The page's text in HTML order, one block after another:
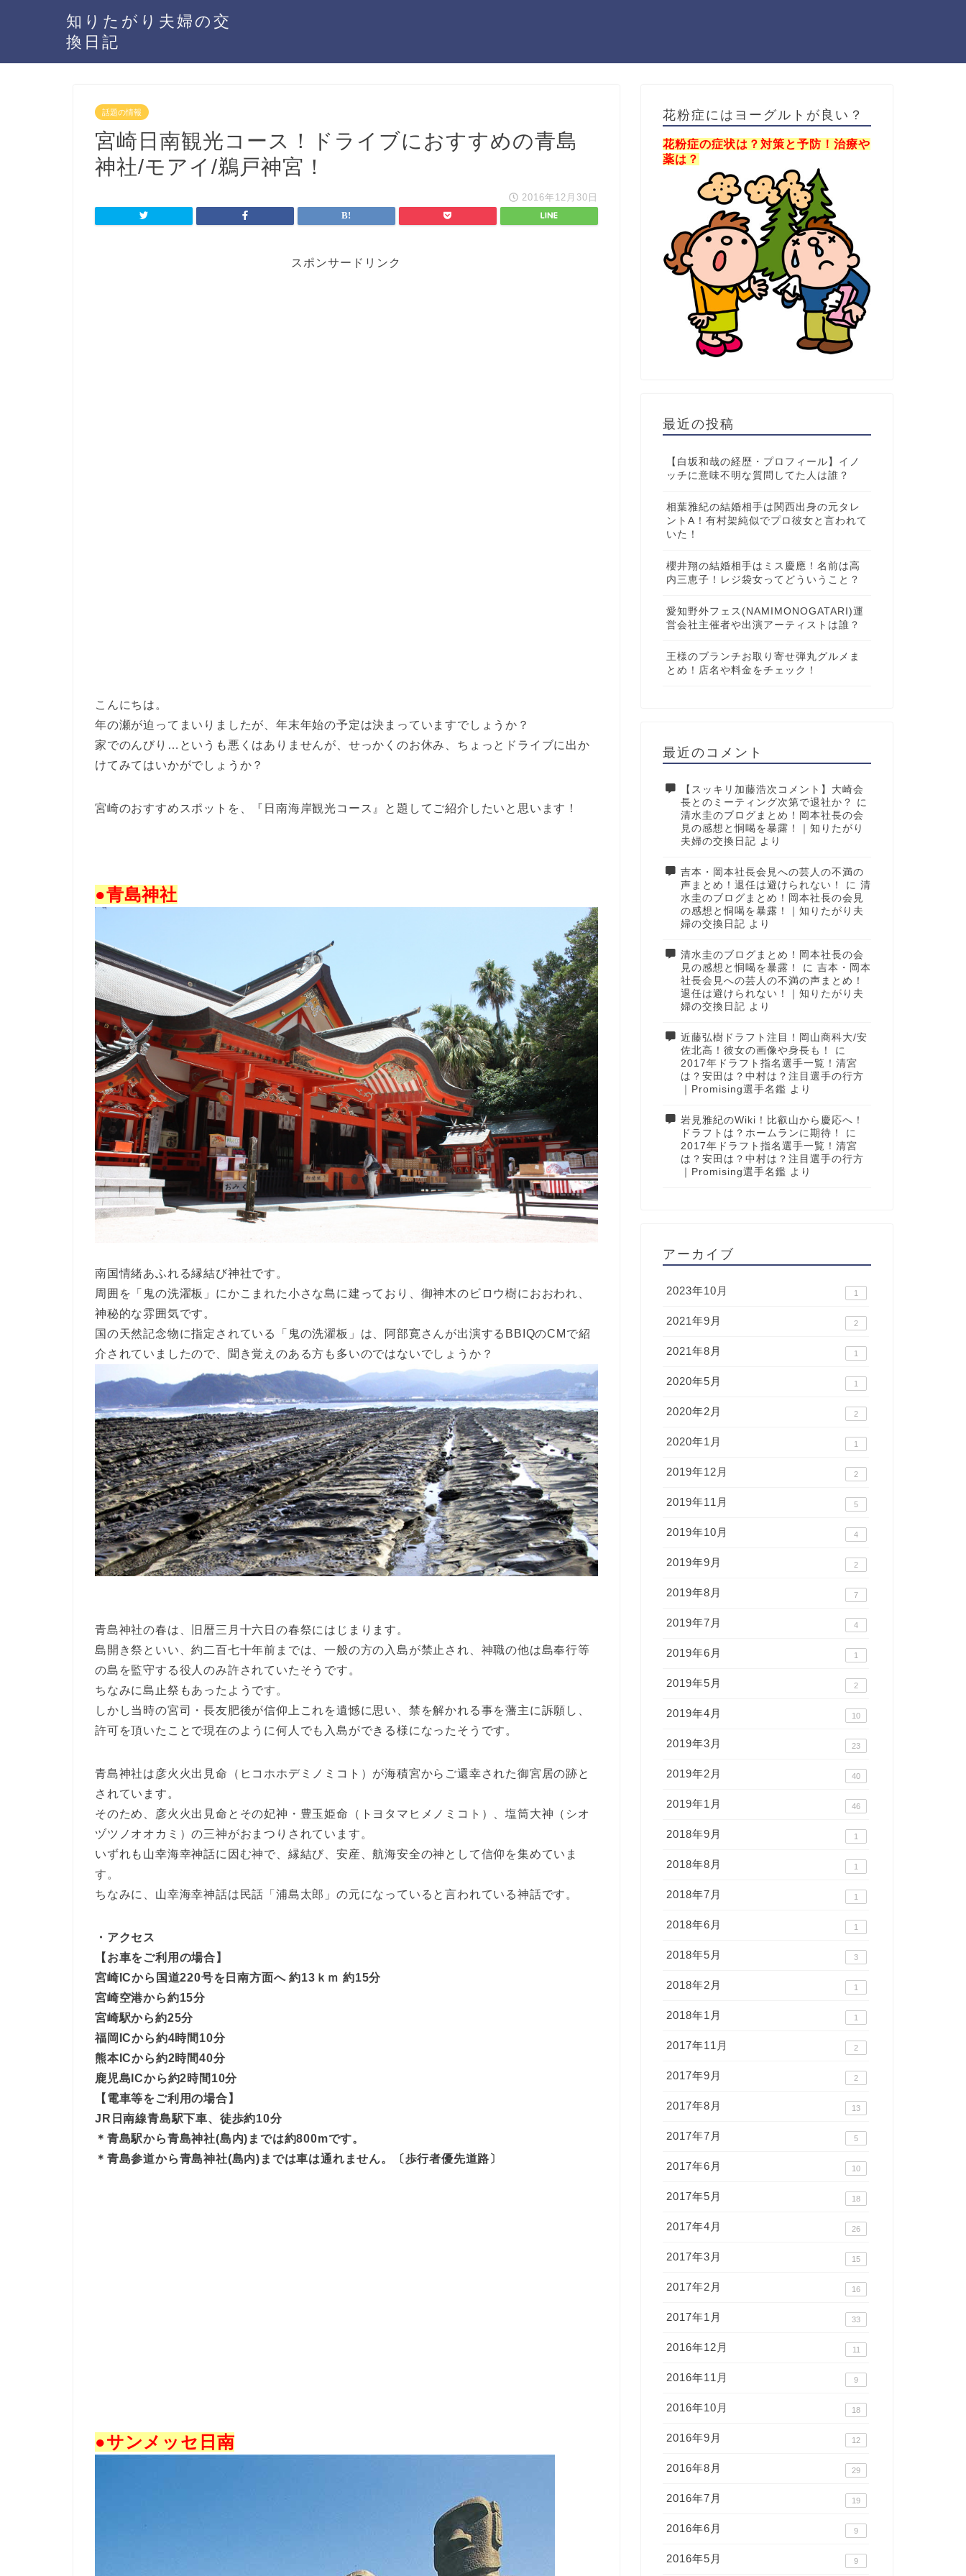
知りたがり夫婦の交
換日記
話題の情報
宮崎日南観光コース！ドライブにおすすめの青島
神社/モアイ/鵜戸神宮！
2016年12月30日
スポンサードリンク
こんにちは。
年の瀬が迫ってまいりましたが、年末年始の予定は決まっていますでしょうか？
家でのんびり…というも悪くはありませんが、せっかくのお休み、ちょっとドライブに出か
けてみてはいかがでしょうか？
宮崎のおすすめスポットを、『日南海岸観光コース』と題してご紹介したいと思います！
●青島神社
南国情緒あふれる縁結び神社です。
周囲を「鬼の洗濯板」にかこまれた小さな島に建っており、御神木のビロウ樹におおわれ、
神秘的な雰囲気です。
国の天然記念物に指定されている「鬼の洗濯板」は、阿部寛さんが出演するBBIQのCMで紹
介されていましたので、聞き覚えのある方も多いのではないでしょうか？
青島神社の春は、旧暦三月十六日の春祭にはじまります。
島開き祭といい、約二百七十年前までは、一般の方の入島が禁止され、神職の他は島奉行等
の島を監守する役人のみ許されていたそうです。
ちなみに島止祭もあったようです。
しかし当時の宮司・長友肥後が信仰上これを遺憾に思い、禁を解かれる事を藩主に訴願し、
許可を頂いたことで現在のように何人でも入島ができる様になったそうです。
青島神社は彦火火出見命（ヒコホホデミノミコト）が海積宮からご還幸された御宮居の跡と
されています。
そのため、彦火火出見命とその妃神・豊玉姫命（トヨタマヒメノミコト）、塩筒大神（シオ
ヅツノオオカミ）の三神がおまつりされています。
いずれも山幸海幸神話に因む神で、縁結び、安産、航海安全の神として信仰を集めていま
す。
ちなみに、山幸海幸神話は民話「浦島太郎」の元になっていると言われている神話です。
・アクセス
【お車をご利用の場合】
宮崎ICから国道220号を日南方面へ 約13ｋｍ 約15分
宮崎空港から約15分
宮崎駅から約25分
福岡ICから約4時間10分
熊本ICから約2時間40分
鹿児島ICから約2時間10分
【電車等をご利用の場合】
JR日南線青島駅下車、徒歩約10分
＊青島駅から青島神社(島内)までは約800mです。
＊青島参道から青島神社(島内)までは車は通れません。〔歩行者優先道路〕
●サンメッセ日南
花粉症にはヨーグルトが良い？
花粉症の症状は？対策と予防！治療や
薬は？
最近の投稿
【白坂和哉の経歴・プロフィール】イノ
ッチに意味不明な質問してた人は誰？
相葉雅紀の結婚相手は関西出身の元タレ
ントA！有村架純似でプロ彼女と言われて
いた！
櫻井翔の結婚相手はミス慶應！名前は高
内三恵子！レジ袋女ってどういうこと？
愛知野外フェス(NAMIMONOGATARI)運
営会社主催者や出演アーティストは誰？
王様のブランチお取り寄せ弾丸グルメま
とめ！店名や料金をチェック！
最近のコメント
【スッキリ加藤浩次コメント】大崎会
長とのミーティング次第で退社か？
に
清水圭のブログまとめ！岡本社長の会
見の感想と恫喝を暴露！｜知りたがり
夫婦の交換日記 より
吉本・岡本社長会見への芸人の不満の
声まとめ！退任は避けられない！
に 清
水圭のブログまとめ！岡本社長の会見
の感想と恫喝を暴露！｜知りたがり夫
婦の交換日記 より
清水圭のブログまとめ！岡本社長の会
見の感想と恫喝を暴露！
に 吉本・岡本
社長会見への芸人の不満の声まとめ！
退任は避けられない！｜知りたがり夫
婦の交換日記 より
近藤弘樹ドラフト注目！岡山商科大/安
佐北高！彼女の画像や身長も！
に
2017年ドラフト指名選手一覧！清宮
は？安田は？中村は？注目選手の行方
｜Promising選手名鑑 より
岩見雅紀のWiki！比叡山から慶応へ！
ドラフトは？ホームランに期待！
に
2017年ドラフト指名選手一覧！清宮
は？安田は？中村は？注目選手の行方
｜Promising選手名鑑 より
アーカイブ
2023年10月 1
2021年9月 2
2021年8月 1
2020年5月 1
2020年2月 2
2020年1月 1
2019年12月 2
2019年11月 5
2019年10月 4
2019年9月 2
2019年8月 7
2019年7月 4
2019年6月 1
2019年5月 2
2019年4月 10
2019年3月 23
2019年2月 40
2019年1月 46
2018年9月 1
2018年8月 1
2018年7月 1
2018年6月 1
2018年5月 3
2018年2月 1
2018年1月 1
2017年11月 2
2017年9月 2
2017年8月 13
2017年7月 5
2017年6月 10
2017年5月 18
2017年4月 26
2017年3月 15
2017年2月 16
2017年1月 33
2016年12月 11
2016年11月 9
2016年10月 18
2016年9月 12
2016年8月 29
2016年7月 19
2016年6月 9
2016年5月 9